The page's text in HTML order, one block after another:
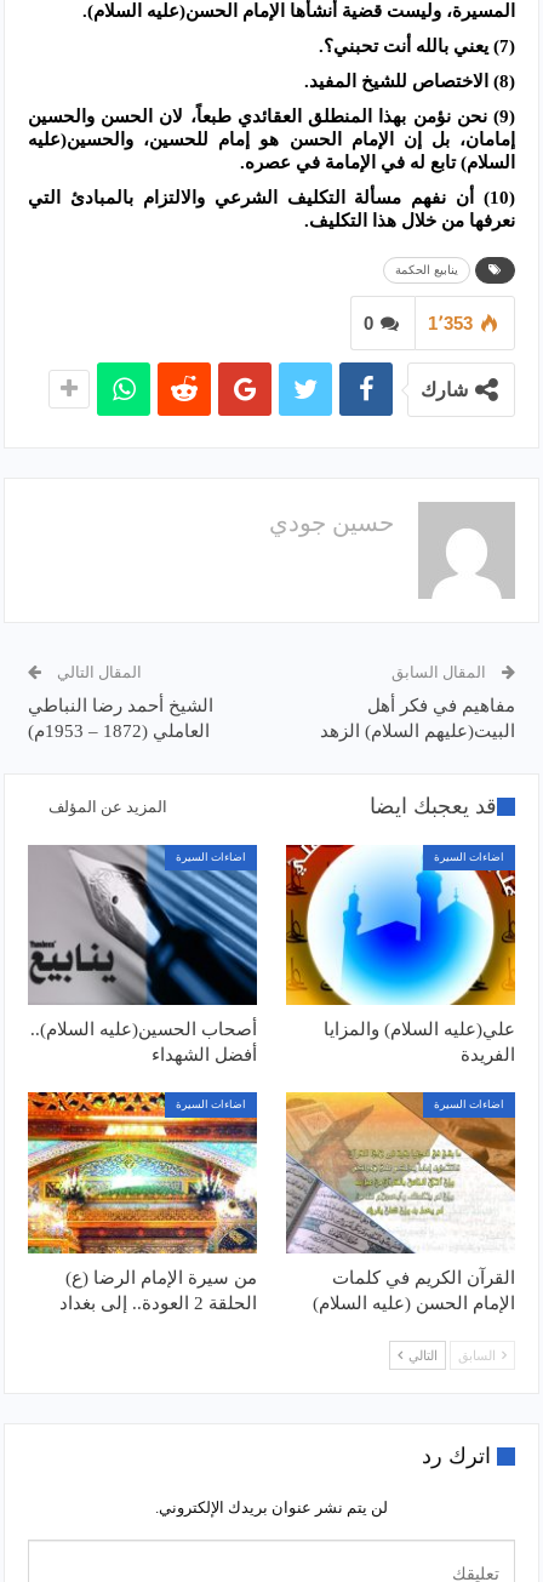
المسيرة، وليست قضية أنشأها الإمام الحسن(عليه السلام).
(7) يعني بالله أنت تحبني؟.
(8) الاختصاص للشيخ المفيد.
(9) نحن نؤمن بهذا المنطلق العقائدي طبعاً، لان الحسن والحسين
إمامان، بل إن الإمام الحسن هو إمام للحسين، والحسين(عليه
السلام) تابع له في الإمامة في عصره.
(10) أن نفهم مسألة التكليف الشرعي والالتزام بالمبادئ التي
نعرفها من خلال هذا التكليف.
ينابيع الحكمة
0 1٬353
شارك
حسين جودي
المقال السابق
مفاهيم في فكر أهل
البيت(عليهم السلام) الزهد
المقال التالي
الشيخ أحمد رضا النباطي
العاملي (1872 – 1953م)
قد يعجبك ايضا المزيد عن المؤلف
اضاءات السيرة
علي(عليه السلام) والمزايا
الفريدة
اضاءات السيرة
أصحاب الحسين(عليه السلام)..
أفضل الشهداء
اضاءات السيرة
القرآن الكريم في كلمات
الإمام الحسن (عليه السلام)
اضاءات السيرة
من سيرة الإمام الرضا (ع)
الحلقة 2 العودة.. إلى بغداد
السابق التالي
اترك رد
لن يتم نشر عنوان بريدك الإلكتروني.